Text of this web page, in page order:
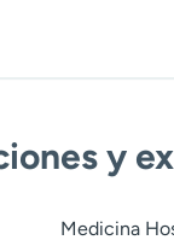
y
Medicina